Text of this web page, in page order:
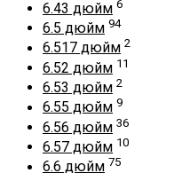
6.43 дюйм 6
6.5 дюйм 94
6.517 дюйм 2
6.52 дюйм 11
6.53 дюйм 2
6.55 дюйм 9
6.56 дюйм 36
6.57 дюйм 10
6.6 дюйм 75